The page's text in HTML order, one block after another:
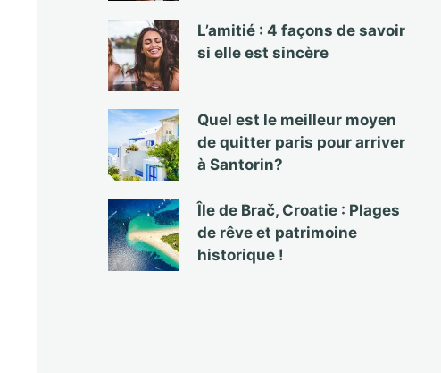
L’amitié : 4 façons de savoir
si elle est sincère
Quel est le meilleur moyen
de quitter paris pour arriver
à Santorin?
Île de Brač, Croatie : Plages
de rêve et patrimoine
historique !